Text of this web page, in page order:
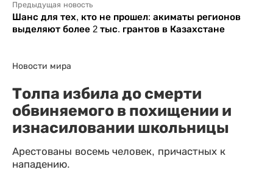
Предыдущая новость
Шанс для тех, кто не прошел: акиматы регионов
выделяют более 2 тыс. грантов в Казахстане
Новости мира
Толпа избила до смерти
обвиняемого в похищении и
изнасиловании школьницы
Арестованы восемь человек, причастных к
нападению.